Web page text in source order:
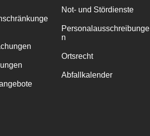
Not- und Stördienste
Personalausschreibunge
n
Ortsrecht
Abfallkalender